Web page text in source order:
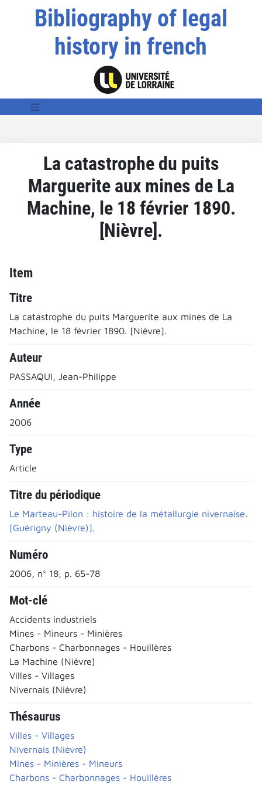
Bibliography of legal
history in french
La catastrophe du puits
Marguerite aux mines de La
Machine, le 18 février 1890.
[Nièvre].
Item
Titre
La catastrophe du puits Marguerite aux mines de La
Machine, le 18 février 1890. [Nièvre].
Auteur
PASSAQUI, Jean-Philippe
Année
2006
Type
Article
Titre du périodique
Le Marteau-Pilon : histoire de la métallurgie nivernaise.
[Guérigny (Nièvre)].
Numéro
2006, n° 18, p. 65-78
Mot-clé
Accidents industriels
Mines - Mineurs - Minières
Charbons - Charbonnages - Houillères
La Machine (Nièvre)
Villes - Villages
Nivernais (Nièvre)
Thésaurus
Villes - Villages
Nivernais (Nièvre)
Mines - Minières - Mineurs
Charbons - Charbonnages - Houillères